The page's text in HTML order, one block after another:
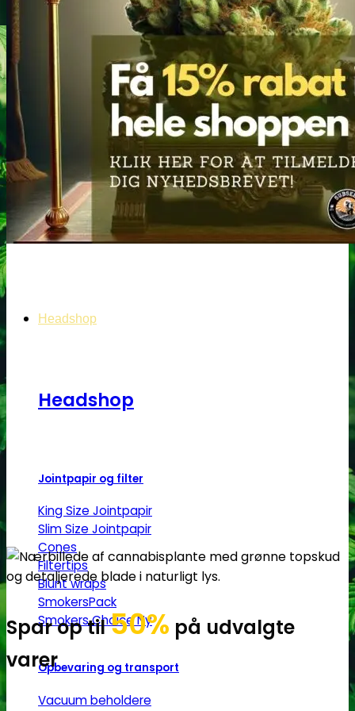
Oplev alle vores tests her
Headshop
Headshop
Jointpapir og filter
King Size Jointpapir
Slim Size Jointpapir
Cones
Filtertips
Blunt wraps
SmokersPack
Smokers Choice
Opbevaring og transport
Vacuum beholdere
Spar op til50% på udvalgte
varer